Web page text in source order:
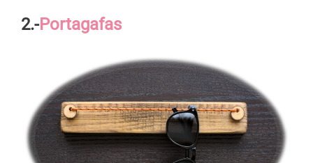
2.-Portagafas